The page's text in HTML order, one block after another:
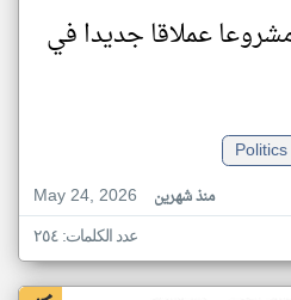
عملاقا جديدا في
Politics
May 24, 2026
منذ شهرين
عدد الكلمات: ٢٥٤